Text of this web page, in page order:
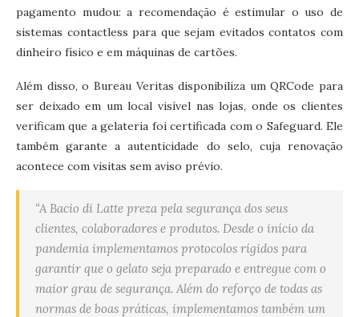
pagamento mudou: a recomendação é estimular o uso de
sistemas contactless para que sejam evitados contatos com
dinheiro físico e em máquinas de cartões.
Além disso, o Bureau Veritas disponibiliza um QRCode para
ser deixado em um local visível nas lojas, onde os clientes
verificam que a gelateria foi certificada com o Safeguard. Ele
também garante a autenticidade do selo, cuja renovação
acontece com visitas sem aviso prévio.
“A Bacio di Latte preza pela segurança dos seus
clientes, colaboradores e produtos. Desde o início da
pandemia implementamos protocolos rígidos para
garantir que o gelato seja preparado e entregue com o
maior grau de segurança. Além do reforço de todas as
normas de boas práticas, implementamos também um